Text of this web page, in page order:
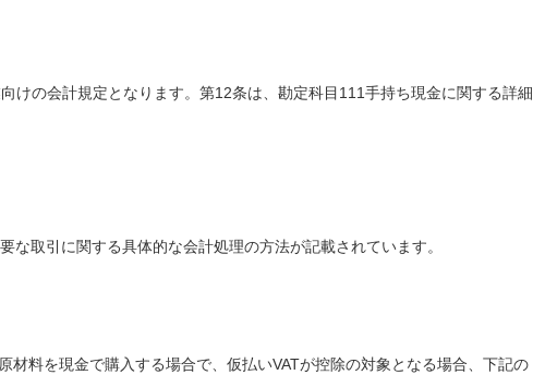
けの会計規定となります。第12条は、勘定科目111手持ち現金に関する詳細
な取引に関する具体的な会計処理の方法が記載されています。
材料を現金で購入する場合で、仮払いVATが控除の対象となる場合、下記の